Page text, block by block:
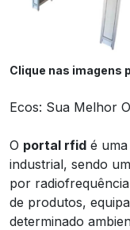
Clique nas imagens
Ecos: Sua Melhor
O portal rfid é
industrial, sendo
por
de produtos,
determinado